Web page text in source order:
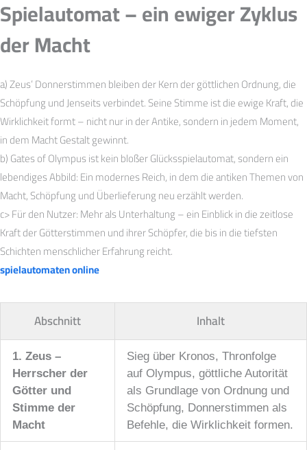
Spielautomat – ein ewiger Zyklus
der Macht
a) Zeus’ Donnerstimmen bleiben der Kern der göttlichen Ordnung, die
Schöpfung und Jenseits verbindet. Seine Stimme ist die ewige Kraft, die
Wirklichkeit formt – nicht nur in der Antike, sondern in jedem Moment,
in dem Macht Gestalt gewinnt.
b) Gates of Olympus ist kein bloßer Glücksspielautomat, sondern ein
lebendiges Abbild: Ein modernes Reich, in dem die antiken Themen von
Macht, Schöpfung und Überlieferung neu erzählt werden.
c> Für den Nutzer: Mehr als Unterhaltung – ein Einblick in die zeitlose
Kraft der Götterstimmen und ihrer Schöpfer, die bis in die tiefsten
Schichten menschlicher Erfahrung reicht.
spielautomaten online
Abschnitt Inhalt
1. Zeus –
Herrscher der
Götter und
Stimme der
Macht
Sieg über Kronos, Thronfolge
auf Olympus, göttliche Autorität
als Grundlage von Ordnung und
Schöpfung, Donnerstimmen als
Befehle, die Wirklichkeit formen.